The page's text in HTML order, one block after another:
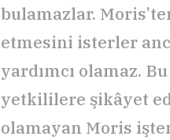
bulamazlar.
etmesini isterler
yardımcı olamaz.
yetkililere şikâyet
olamayan Moris